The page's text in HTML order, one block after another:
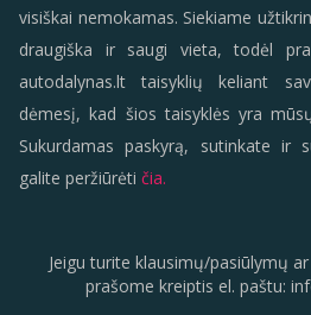
visiškai nemokamas. Siekiame
draugiška ir saugi vieta, todėl
autodalynas.lt taisyklių keliant
dėmesį, kad šios taisyklės yra
Sukurdamas paskyrą, sutinkate ir
galite peržiūrėti čia.
Jeigu turite klausimų/pasiūlymų
prašome kreiptis el. paštu: